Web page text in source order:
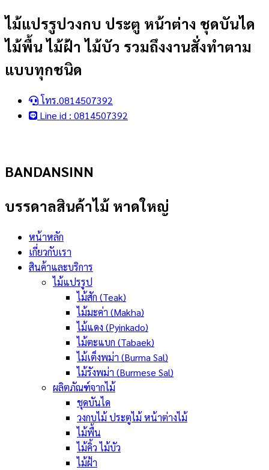
Skip
content
ไม้แปรรูปวงกบ ประตู หน้าต่าง ชุดบันได
ไม้พื้น ไม้ฝ้า ไม้บัว รวมถึงงานสั่งทำตาม
แบบทุกชนิด
โทร.0814507392
Line id : 0814507392
BANDANSINN
บรรดาลสินค้าไม้ หาดใหญ่
หน้าหลัก
เกี่ยวกับเรา
สินค้าและบริการ
ไม้แปรรูป
ไม้สัก (Teak)
ไม้มะค่า (Makha)
ไม้แดง (Pyinkado)
ไม้ตะแบก (Tabaek)
ไม้เต็งพม่า (Burma Sal)
ไม้รังพม่า (Burmese Sal)
ผลิตภัณฑ์จากไม้
ชุดบันได
วงกบไม้ ประตูไม้ หน้าต่างไม้
ไม้พื้น
ไม้คิ้ว ไม้บัว
ไม้ฝ้า